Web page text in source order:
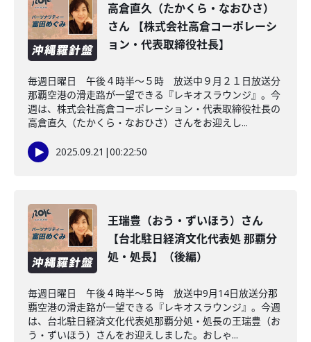
高倉直久（たかくら・なおひさ）
さん 【株式会社高倉コーポレーシ
ョン・代表取締役社長】
毎週日曜日 午後４時半～５時 放送中９月２１日放送分
那覇空港の滑走路が一望できる『レキオスラウンジ』。今
週は、株式会社高倉コーポレーション・代表取締役社長の
高倉直久（たかくら・なおひさ）さんをお迎えし...
2025.09.21 |00:22:50
王瑞豊（おう・ずいほう）さん
【台北駐日経済文化代表処 那覇分
処・処長】（後編）
毎週日曜日 午後４時半～５時 放送中9月14日放送分那
覇空港の滑走路が一望できる『レキオスラウンジ』。今週
は、台北駐日経済文化代表処那覇分処・処長の王瑞豊（お
う・ずいほう）さんをお迎えしました。おしゃ...